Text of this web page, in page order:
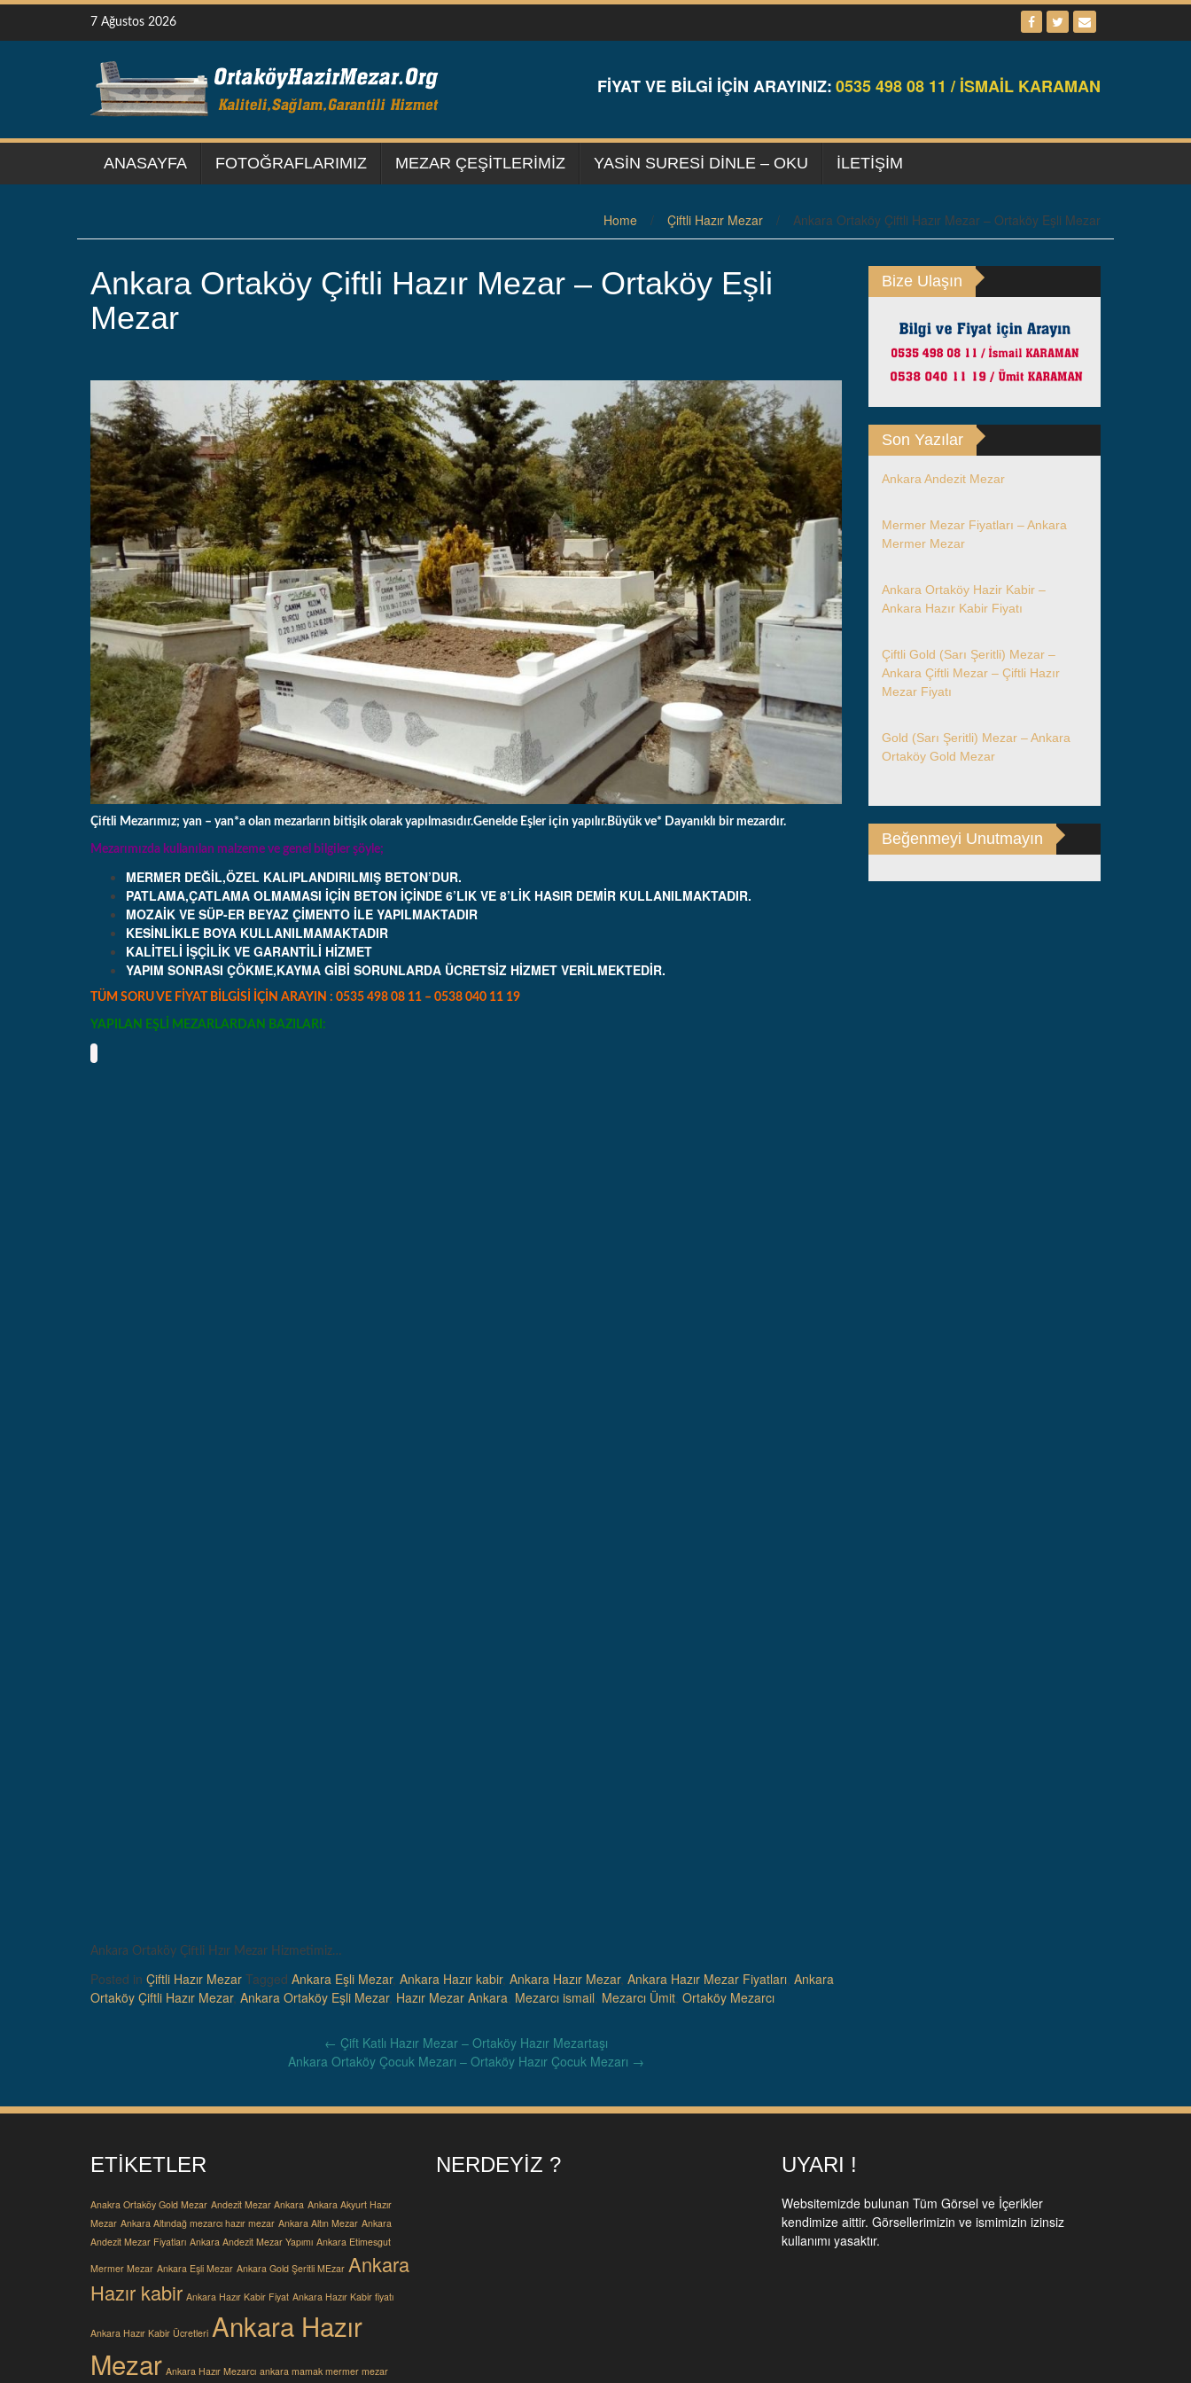
Skip
content
7 Ağustos 2026
FİYAT VE BİLGİ İÇİN ARAYINIZ:0535 498 08 11 / İSMAİL KARAMAN
ANASAYFA FOTOĞRAFLARIMIZ MEZAR ÇEŞİTLERİMİZ YASIN SURESI DINLE – OKU ILETIŞIM
Home / Çiftli Hazır Mezar / Ankara Ortaköy Çiftli Hazır Mezar – Ortaköy Eşli Mezar
Ankara Ortaköy Çiftli Hazır Mezar – Ortaköy Eşli
Mezar
Çiftli Mezarımız; yan – yan*a olan mezarların bitişik olarak yapılmasıdır.Genelde Eşler için yapılır.Büyük ve* Dayanıklı bir mezardır.
Mezarımızda kullanılan malzeme ve genel bilgiler şöyle;
MERMER DEĞİL,ÖZEL KALIPLANDIRILMIŞ BETON’DUR.
PATLAMA,ÇATLAMA OLMAMASI İÇİN BETON İÇİNDE 6’LIK VE 8’LİK HASIR DEMİR KULLANILMAKTADIR.
MOZAİK VE SÜP-ER BEYAZ ÇİMENTO İLE YAPILMAKTADIR
KESİNLİKLE BOYA KULLANILMAMAKTADIR
KALİTELİ İŞÇİLİK VE GARANTİLİ HİZMET
YAPIM SONRASI ÇÖKME,KAYMA GİBİ SORUNLARDA ÜCRETSİZ HİZMET VERİLMEKTEDİR.
TÜM SORU VE FİYAT BİLGİSİ İÇİN ARAYIN : 0535 498 08 11 – 0538 040 11 19
YAPILAN EŞLİ MEZARLARDAN BAZILARI:
Ankara Ortaköy Çiftli Hzır Mezar Hizmetimiz…
Posted in Çiftli Hazır Mezar Tagged Ankara Eşli Mezar, Ankara Hazır kabir, Ankara Hazır Mezar, Ankara Hazır Mezar Fiyatları, Ankara
Ortaköy Çiftli Hazır Mezar, Ankara Ortaköy Eşli Mezar, Hazır Mezar Ankara, Mezarcı ismail, Mezarcı Ümit, Ortaköy Mezarcı
← Çift Katlı Hazır Mezar – Ortaköy Hazır Mezartaşı
Ankara Ortaköy Çocuk Mezarı – Ortaköy Hazır Çocuk Mezarı →
Bize Ulaşın
Son Yazılar
Ankara Andezit Mezar
Mermer Mezar Fiyatları – Ankara
Mermer Mezar
Ankara Ortaköy Hazir Kabir –
Ankara Hazır Kabir Fiyatı
Çiftli Gold (Sarı Şeritli) Mezar –
Ankara Çiftli Mezar – Çiftli Hazır
Mezar Fiyatı
Gold (Sarı Şeritli) Mezar – Ankara
Ortaköy Gold Mezar
Beğenmeyi Unutmayın
ETIKETLER
Anakra Ortaköy Gold Mezar Andezit Mezar Ankara Ankara Akyurt Hazır
Mezar Ankara Altındağ mezarcı hazır mezar Ankara Altın Mezar Ankara
Andezit Mezar Fiyatları Ankara Andezit Mezar Yapımı Ankara Etimesgut
Mermer Mezar Ankara Eşli Mezar Ankara Gold Şeritli MEzar Ankara
Hazır kabir Ankara Hazır Kabir Fiyat Ankara Hazır Kabir fiyatı
Ankara Hazır Kabir Ücretleri Ankara Hazır
Mezar Ankara Hazır Mezarcı ankara mamak mermer mezar
NERDEYIZ ? UYARI !
Websitemizde bulunan Tüm Görsel ve İçerikler
kendimize aittir. Görsellerimizin ve ismimizin izinsiz
kullanımı yasaktır.